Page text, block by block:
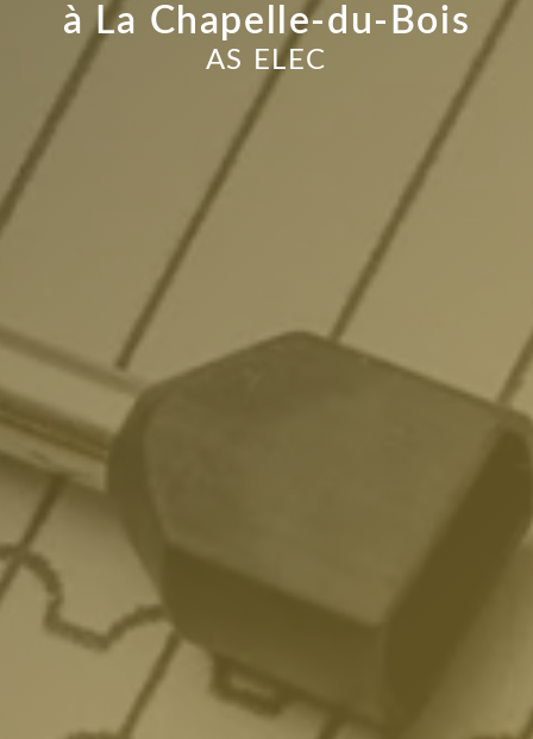
à La Chapelle-du-Bois
AS ELEC